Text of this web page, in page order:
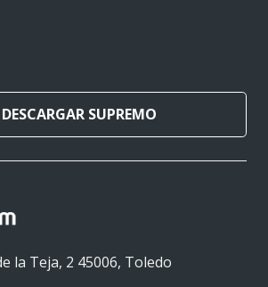
DESCARGAR SUPREMO
la Teja, 2 45006, Toledo